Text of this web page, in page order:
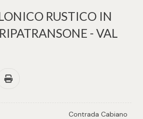
RUSTICO IN
- VAL
33460
Contrada Cabiano